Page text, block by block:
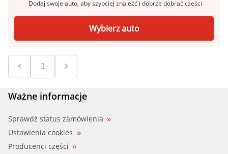
Dodaj swoje auto, aby szybciej znaleźć i dobrze dobrać części
Wybierz auto
Ważne informacje
Sprawdź status zamówienia
Ustawienia cookies
Producenci części